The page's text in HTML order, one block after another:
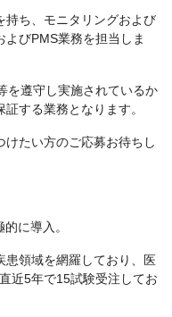
持ち、モニタリングおよび
びPMS業務を担当しま
を遵守し実施されているか
する業務となります。
たい方のご応募お待ちし
に導入。
領域を網羅しており、医
近5年で15試験受注してお